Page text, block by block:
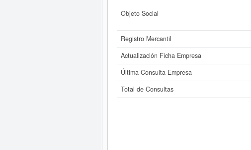
Objeto Social
Registro Mercantil
Actualización Ficha Empresa
Última Consulta Empresa
Total de Consultas